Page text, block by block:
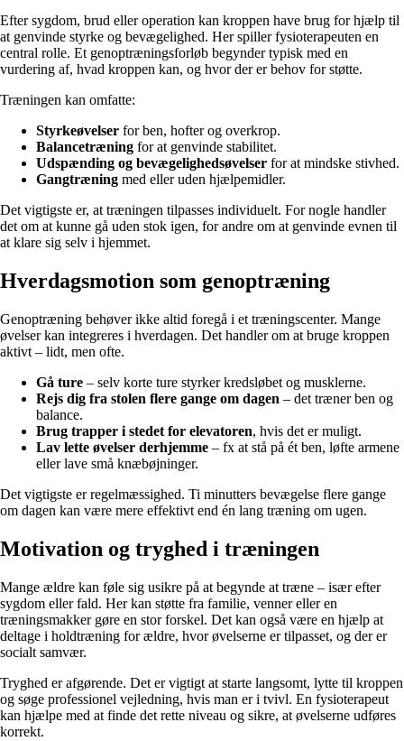
Efter sygdom, brud eller operation kan kroppen have brug for hjælp til
at genvinde styrke og bevægelighed. Her spiller fysioterapeuten en
central rolle. Et genoptræningsforløb begynder typisk med en
vurdering af, hvad kroppen kan, og hvor der er behov for støtte.
Træningen kan omfatte:
Styrkeøvelser for ben, hofter og overkrop.
Balancetræning for at genvinde stabilitet.
Udspænding og bevægelighedsøvelser for at mindske stivhed.
Gangtræning med eller uden hjælpemidler.
Det vigtigste er, at træningen tilpasses individuelt. For nogle handler
det om at kunne gå uden stok igen, for andre om at genvinde evnen til
at klare sig selv i hjemmet.
Hverdagsmotion som genoptræning
Genoptræning behøver ikke altid foregå i et træningscenter. Mange
øvelser kan integreres i hverdagen. Det handler om at bruge kroppen
aktivt – lidt, men ofte.
Gå ture – selv korte ture styrker kredsløbet og musklerne.
Rejs dig fra stolen flere gange om dagen – det træner ben og
balance.
Brug trapper i stedet for elevatoren, hvis det er muligt.
Lav lette øvelser derhjemme – fx at stå på ét ben, løfte armene
eller lave små knæbøjninger.
Det vigtigste er regelmæssighed. Ti minutters bevægelse flere gange
om dagen kan være mere effektivt end én lang træning om ugen.
Motivation og tryghed i træningen
Mange ældre kan føle sig usikre på at begynde at træne – især efter
sygdom eller fald. Her kan støtte fra familie, venner eller en
træningsmakker gøre en stor forskel. Det kan også være en hjælp at
deltage i holdtræning for ældre, hvor øvelserne er tilpasset, og der er
socialt samvær.
Tryghed er afgørende. Det er vigtigt at starte langsomt, lytte til kroppen
og søge professionel vejledning, hvis man er i tvivl. En fysioterapeut
kan hjælpe med at finde det rette niveau og sikre, at øvelserne udføres
korrekt.